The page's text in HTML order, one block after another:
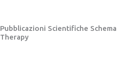
Pubblicazioni Scientifiche Schema
Therapy